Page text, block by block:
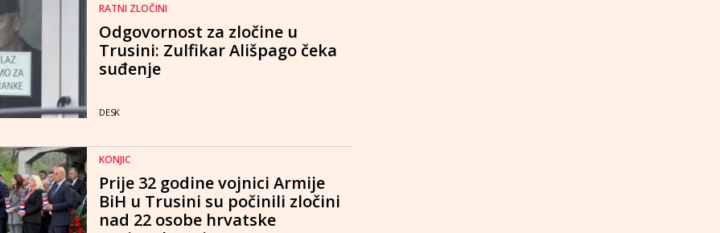
RATNI ZLOČINI
Odgovornost za zločine u
Trusini: Zulfikar Ališpago čeka
suđenje
DESK
KONJIC
Prije 32 godine vojnici Armije
BiH u Trusini su počinili zločini
nad 22 osobe hrvatske